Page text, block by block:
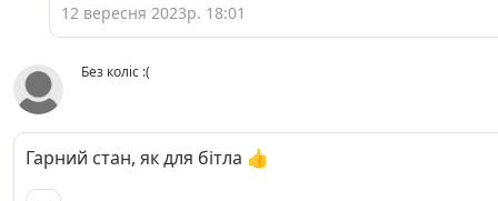
12 вересня 2023р. 18:01
Без коліс :(
Гарний стан, як для бітла 👍